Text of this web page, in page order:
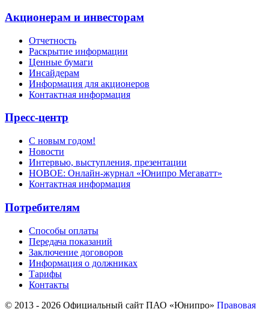
Акционерам и инвесторам
Отчетность
Раскрытие информации
Ценные бумаги
Инсайдерам
Информация для акционеров
Контактная информация
Пресс-центр
С новым годом!
Новости
Интервью, выступления, презентации
НОВОЕ: Онлайн-журнал «Юнипро Мегаватт»
Контактная информация
Потребителям
Способы оплаты
Передача показаний
Заключение договоров
Информация о должниках
Тарифы
Контакты
© 2013 - 2026 Официальный сайт ПАО «Юнипро» Правовая